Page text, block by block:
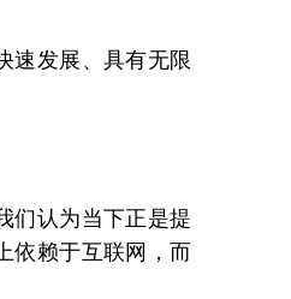
速发展、具有无限
们认为当下正是提
依赖于互联网，而